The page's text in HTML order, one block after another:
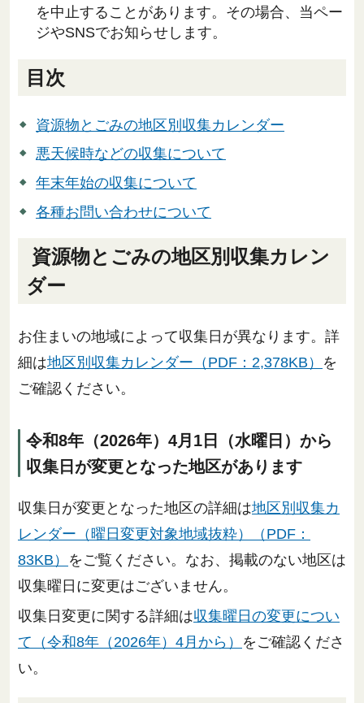
を中止することがあります。その場合、当ペー
ジやSNSでお知らせします。
目次
資源物とごみの地区別収集カレンダー
悪天候時などの収集について
年末年始の収集について
各種お問い合わせについて
資源物とごみの地区別収集カレン
ダー
お住まいの地域によって収集日が異なります。詳
細は地区別収集カレンダー（PDF：2,378KB） を
ご確認ください。
令和8年（2026年）4月1日（水曜日）から
収集日が変更となった地区があります
収集日が変更となった地区の詳細は地区別収集カ
レンダー（曜日変更対象地域抜粋）（PDF：
83KB） をご覧ください。なお、掲載のない地区は
収集曜日に変更はございません。
収集日変更に関する詳細は収集曜日の変更につい
て（令和8年（2026年）4月から） をご確認くださ
い。